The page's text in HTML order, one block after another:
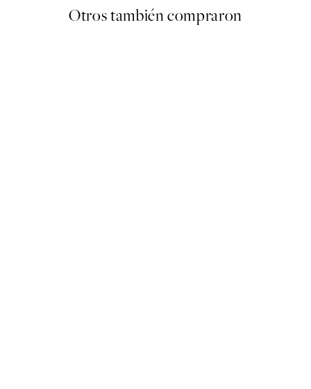
Otros también compraron